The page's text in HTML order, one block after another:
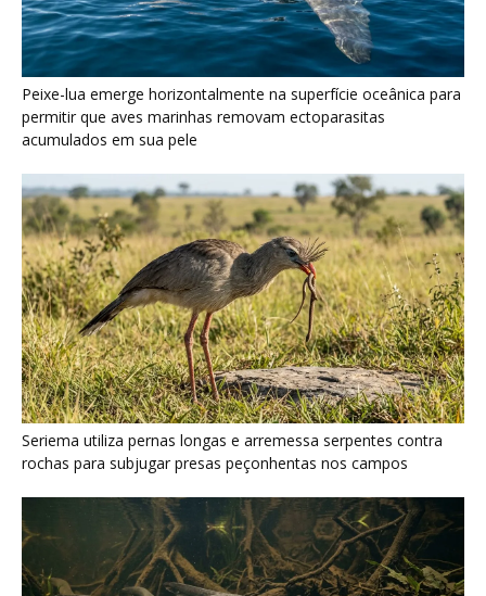
Seriema utiliza pernas longas e arremessa serpentes contra
rochas para subjugar presas peçonhentas nos campos
Poraquê sincroniza descargas elétricas em grupo para
amplificar campo elétrico e atordoar cardumes de peixes
maiores na Amazônia